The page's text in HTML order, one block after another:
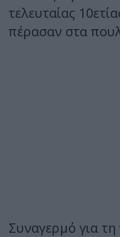
τελευταίας
πέρασαν στα
Συναγερμό για